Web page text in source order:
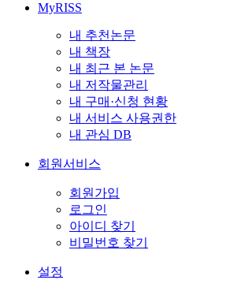
MyRISS
내 추천논문
내 책장
내 최근 본 논문
내 저작물관리
내 구매·신청 현황
내 서비스 사용권한
내 관심 DB
회원서비스
회원가입
로그인
아이디 찾기
비밀번호 찾기
설정